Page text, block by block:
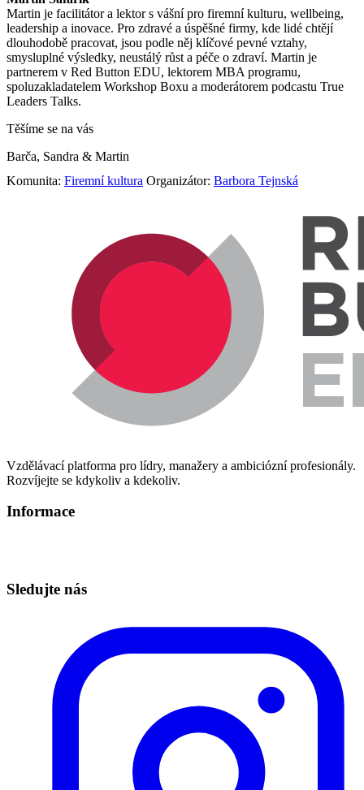
Martin je facilitátor a lektor s vášní pro firemní kulturu, wellbeing,
leadership a inovace. Pro zdravé a úspěšné firmy, kde lidé chtějí
dlouhodobě pracovat, jsou podle něj klíčové pevné vztahy,
smysluplné výsledky, neustálý růst a péče o zdraví. Martin je
partnerem v Red Button EDU, lektorem MBA programu,
spoluzakladatelem Workshop Boxu a moderátorem podcastu True
Leaders Talks.
Těšíme se na vás
Barča, Sandra & Martin
Komunita: Firemní kultura Organizátor: Barbora Tejnská
Vzdělávací platforma pro lídry, manažery a ambiciózní profesionály.
Rozvíjejte se kdykoliv a kdekoliv.
Informace
Sledujte nás